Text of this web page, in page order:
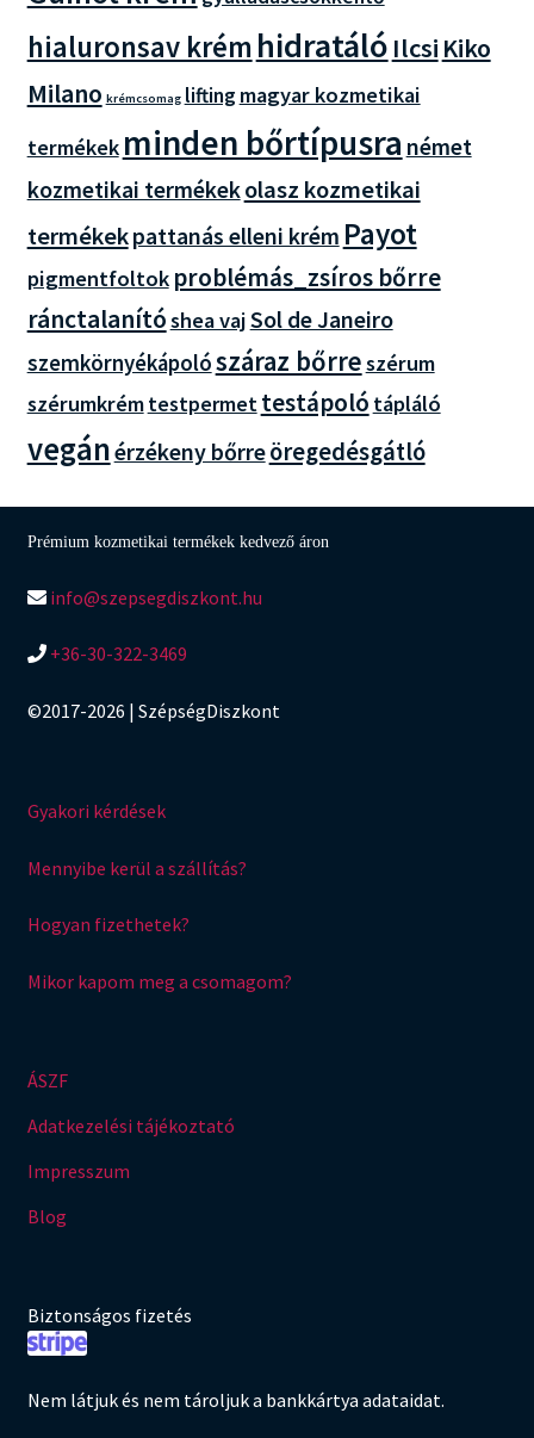
hialuronsav krémhidratáló Ilcsi Kiko
Milano krémcsomag lifting magyar kozmetikai
termékek minden bőrtípusra német
kozmetikai termékekolasz kozmetikai
termékekpattanás elleni krém Payot
pigmentfoltok problémás_zsíros bőrre
ránctalanítóshea vajSol de Janeiro
szemkörnyékápolószáraz bőrreszérum
szérumkrémtestpermettestápoló tápláló
vegánérzékeny bőrreöregedésgátló
Prémium kozmetikai termékek kedvező áron
info@szepsegdiszkont.hu
+36-30-322-3469
©2017-2026 | SzépségDiszkont
Gyakori kérdések
Mennyibe kerül a szállítás?
Hogyan fizethetek?
Mikor kapom meg a csomagom?
ÁSZF
Adatkezelési tájékoztató
Impresszum
Blog
Biztonságos fizetés
Nem látjuk és nem tároljuk a bankkártya adataidat.